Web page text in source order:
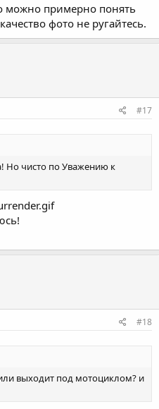
можно примерно понять
фото не ругайтесь.
#17
Но чисто по Уважению к
#18
выходит под мотоциклом? и